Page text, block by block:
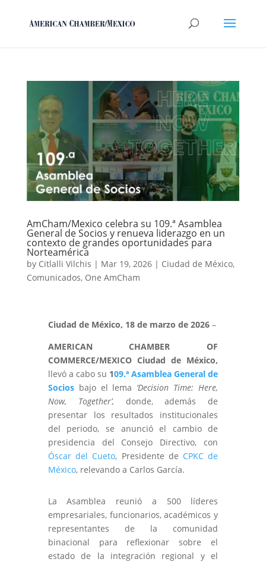
AmCham/Mexico celebra su 109.ª Asamblea
General de Socios y renueva liderazgo en un
contexto de grandes oportunidades para
Norteamérica
by Citlalli Vilchis | Mar 19, 2026| Ciudad de México,
Comunicados, One AmCham
Ciudad de México, 18 de marzo de 2026 –
AMERICAN CHAMBER OF
COMMERCE/MEXICOCiudad de México,
llevó a cabo su 109.ª Asamblea General de
Socios bajo el lema ‘Decision Time: Here,
Now, Together’, donde, además de
presentar los resultados institucionales
del periodo, se anunció el cambio de
presidencia del Consejo Directivo, con
Óscar del Cueto, Presidente de CPKC de
México, relevando a Carlos García.
La Asamblea reunió a 500 líderes
empresariales, funcionarios, académicos y
representantes de la comunidad
binacional para reflexionar sobre el
estado de la integración regional y el